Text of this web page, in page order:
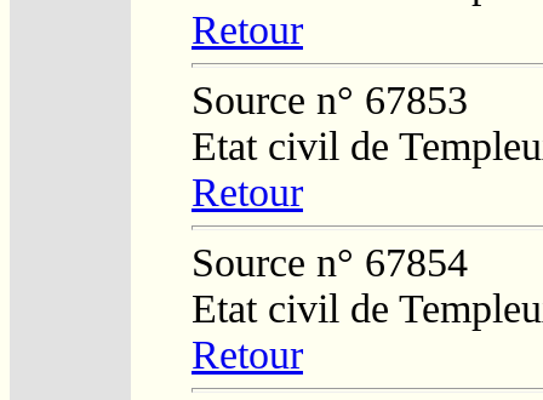
Retour
Source n° 67853
Etat civil de
Retour
Source n° 67854
Etat civil de
Retour